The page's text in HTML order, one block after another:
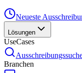
Neueste
Lösungen
UseCases
Branchen